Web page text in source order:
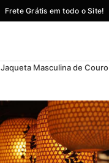
Frete Grátis em todo o Site!
Jaqueta Masculina de